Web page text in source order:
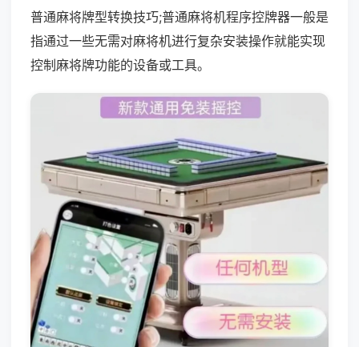
普通麻将牌型转换技巧;普通麻将机程序控牌器一般是
指通过一些无需对麻将机进行复杂安装操作就能实现
控制麻将牌功能的设备或工具。